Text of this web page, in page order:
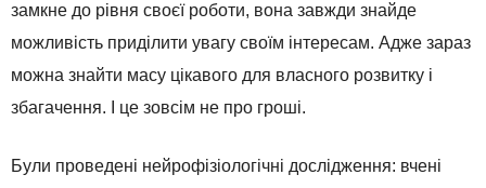
замкне до рівня своєї роботи, вона завжди знайде
можливість приділити увагу своїм інтересам. Адже зараз
можна знайти масу цікавого для власного розвитку і
збагачення. І це зовсім не про гроші.
Були проведені нейрофізіологічні дослідження: вчені